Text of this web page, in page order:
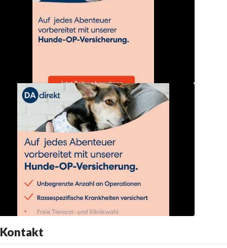
dadirektversicherung
Direkt Hundeversicherung mit OP‑Schutz
dadirektversicherung
Kontakt